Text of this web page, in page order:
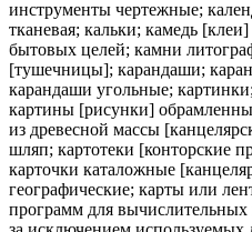
инструменты чертежные;
тканевая; кальки; камедь
бытовых целей; камни
[тушечницы]; карандаши;
карандаши угольные;
картины [рисунки]
из древесной массы
шляп; картотеки [конторские
карточки каталожные
географические; карты или
программ для